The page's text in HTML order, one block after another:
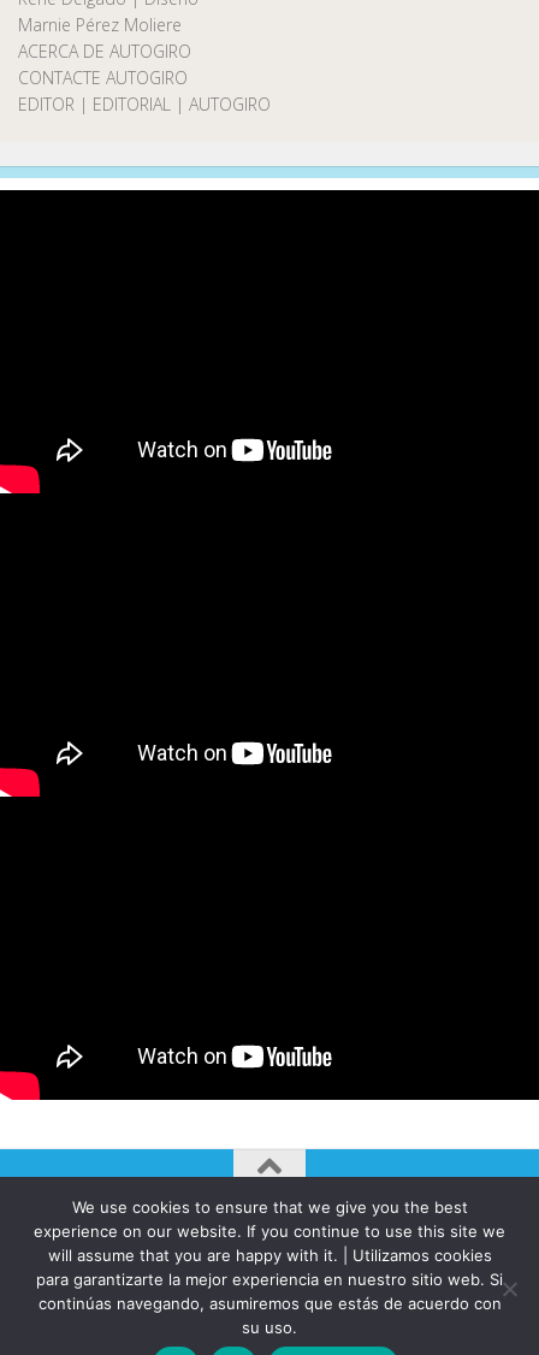
Marnie Pérez Moliere
ACERCA DE AUTOGIRO
CONTACTE AUTOGIRO
EDITOR | EDITORIAL | AUTOGIRO
AUTOGIRO/el giro del arte actual © JAVIER MARTINEZ 2026. All
Rights Reserved.
Funciona con - Diseñado con elTema Hueman
We use cookies to ensure that we give you the best
experience on our website. If you continue to use this site we
will assume that you are happy with it. | Utilizamos cookies
para garantizarte la mejor experiencia en nuestro sitio web. Si
continúas navegando, asumiremos que estás de acuerdo con
su uso.